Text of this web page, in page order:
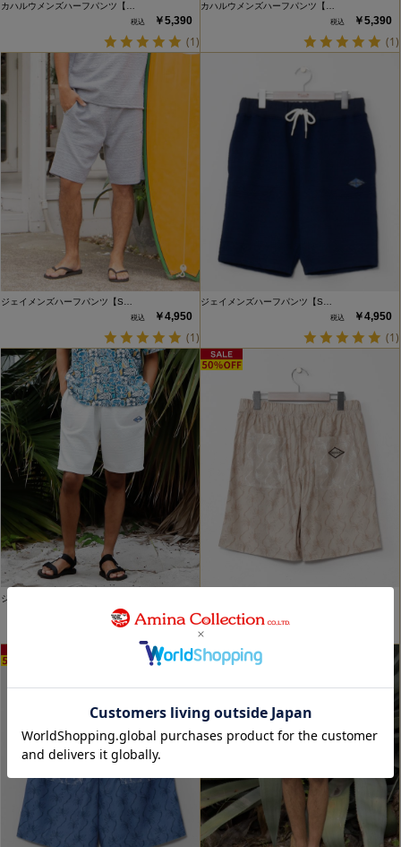
カハルウメンズハーフパンツ【…
￥5,390
(1)
カハルウメンズハーフパンツ【…
￥5,390
(1)
ジェイメンズハーフパンツ【S…
￥4,950
(1)
ジェイメンズハーフパンツ【S…
￥4,950
(1)
ジェイメンズハーフパンツ【S…
￥4,950
(1)